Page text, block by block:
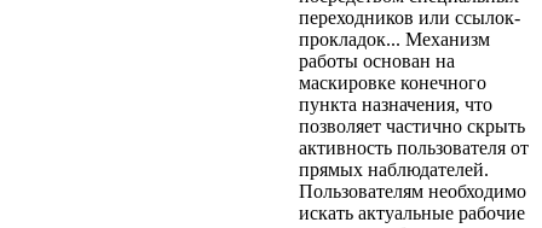
переходников или ссылок-
прокладок... Механизм
работы основан на
маскировке конечного
пункта назначения, что
позволяет частично скрыть
активность пользователя от
прямых наблюдателей.
Пользователям необходимо
искать актуальные рабочие